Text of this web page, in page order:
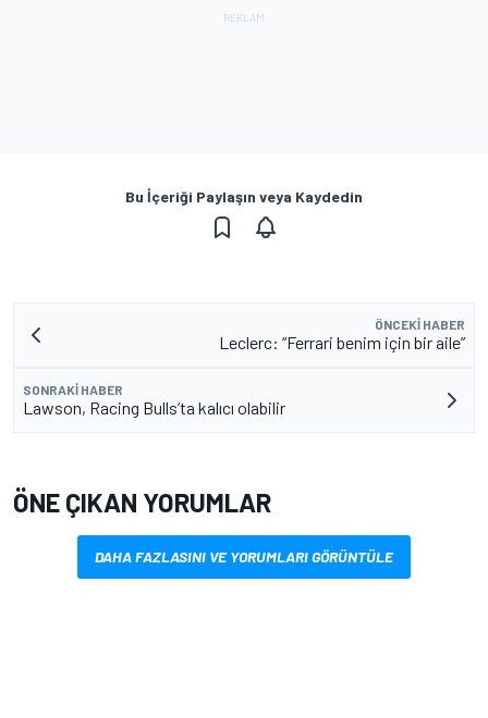
Bu İçeriği Paylaşın veya Kaydedin
ÖNCEKI HABER
Leclerc: “Ferrari benim için bir aile”
SONRAKI HABER
Lawson, Racing Bulls’ta kalıcı olabilir
ÖNE ÇIKAN YORUMLAR
DAHA FAZLASINI VE YORUMLARI GÖRÜNTÜLE